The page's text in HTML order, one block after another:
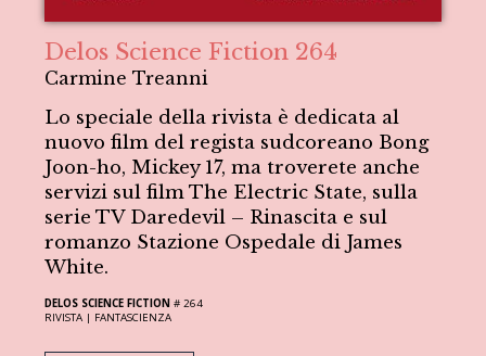
Delos Science Fiction 264
Carmine Treanni
Lo speciale della rivista è dedicata al
nuovo film del regista sudcoreano Bong
Joon-ho, Mickey 17, ma troverete anche
servizi sul film The Electric State, sulla
serie TV Daredevil – Rinascita e sul
romanzo Stazione Ospedale di James
White.
DELOS SCIENCE FICTION # 264
RIVISTA | FANTASCIENZA